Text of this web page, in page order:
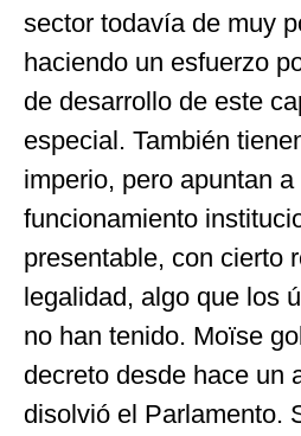
sector todavía de muy
haciendo un esfuerzo
de desarrollo de este
especial. También
imperio, pero apuntan a
funcionamiento
presentable, con cierto
legalidad, algo que los
no han tenido. Moïse
decreto desde hace un
disolvió el Parlamento.